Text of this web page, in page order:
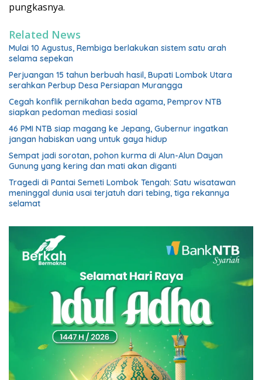
pungkasnya.
Related News
Mulai 10 Agustus, Rembiga berlakukan sistem satu arah
selama sepekan
Perjuangan 15 tahun berbuah hasil, Bupati Lombok Utara
serahkan Perbup Desa Persiapan Murangga
Cegah konflik pernikahan beda agama, Pemprov NTB
siapkan pedoman mediasi sosial
46 PMI NTB siap magang ke Jepang, Gubernur ingatkan
jangan habiskan uang untuk gaya hidup
Sempat jadi sorotan, pohon kurma di Alun-Alun Dayan
Gunung yang kering dan mati akan diganti
Tragedi di Pantai Semeti Lombok Tengah: Satu wisatawan
meninggal dunia usai terjatuh dari tebing, tiga rekannya
selamat